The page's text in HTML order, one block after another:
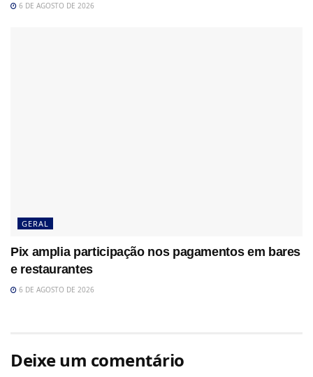
6 DE AGOSTO DE 2026
GERAL
Pix amplia participação nos pagamentos em bares
e restaurantes
6 DE AGOSTO DE 2026
Deixe um comentário